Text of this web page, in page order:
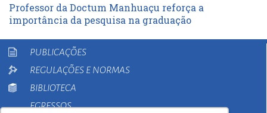
Professor da Doctum Manhuaçu reforça a
importância da pesquisa na graduação
PUBLICAÇÕES
REGULAÇÕES E NORMAS
BIBLIOTECA
EGRESSOS